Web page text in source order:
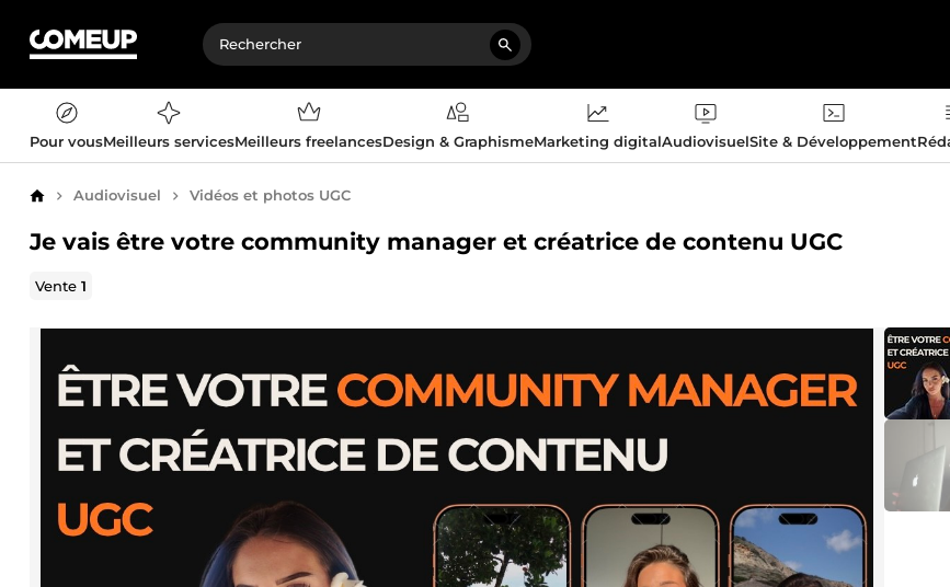
Pour vousMeilleurs servicesMeilleurs freelancesDesign & GraphismeMarketing digitalAudiovisuelSite & Développement
AccueilAudiovisuel Vidéos et photos UGC
Je vais être votre community manager et créatrice de contenu UGC
Vente1